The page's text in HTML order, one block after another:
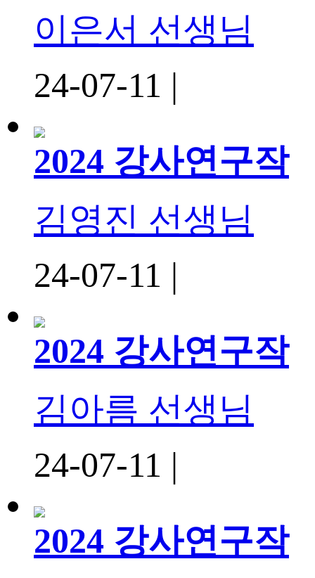
이은서 선생님
24-07-11 |
2024 강사연구작
김영진 선생님
24-07-11 |
2024 강사연구작
김아름 선생님
24-07-11 |
2024 강사연구작